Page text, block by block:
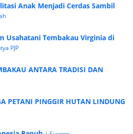
Anak Menjadi Cerdas Sambil
Usahatani Tembakau Virginia di
PJP
ANTARA TRADISI DAN
PETANI PINGGIR HUTAN LINDUNG